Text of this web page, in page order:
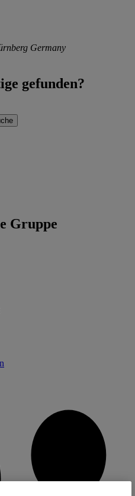
Germany
gefunden?
Gruppe